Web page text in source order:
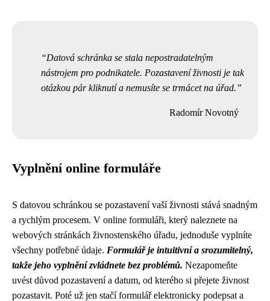
Datová schránka se stala nepostradatelným
nástrojem pro podnikatele. Pozastavení živnosti je tak
otázkou pár kliknutí a nemusíte se trmácet na úřad.
Radomír Novotný
Vyplnění online formuláře
S datovou schránkou se pozastavení vaší živnosti stává snadným
a rychlým procesem. V online formuláři, který naleznete na
webových stránkách živnostenského úřadu, jednoduše vyplníte
všechny potřebné údaje. Formulář je intuitivní a srozumitelný,
takže jeho vyplnění zvládnete bez problémů. Nezapomeňte
uvést důvod pozastavení a datum, od kterého si přejete živnost
pozastavit. Poté už jen stačí formulář elektronicky podepsat a